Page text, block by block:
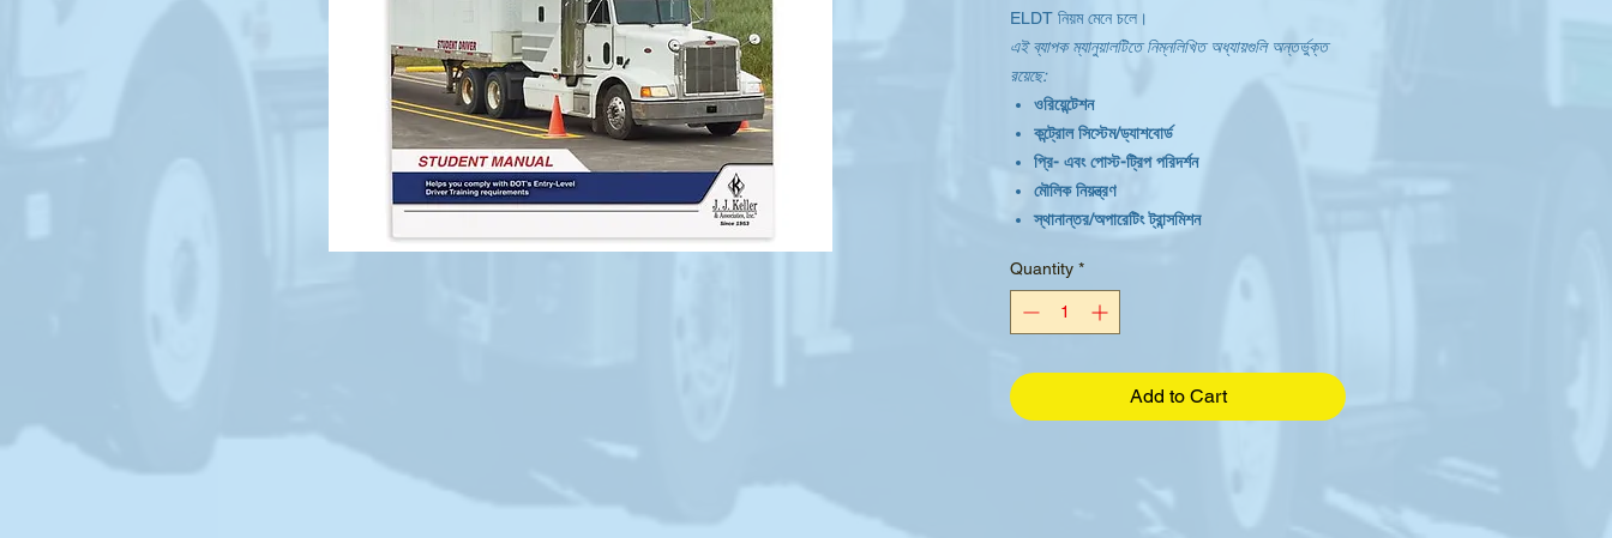
ELDT নিয়ম মেনে চলে।
এই ব্যাপক ম্যানুয়ালটিতে নিম্নলিখিত অধ্যায়গুলি অন্তর্ভুক্ত
রয়েছে:
ওরিয়েন্টেশন
কন্ট্রোল সিস্টেম/ড্যাশবোর্ড
প্রি- এবং পোস্ট-ট্রিপ পরিদর্শন
মৌলিক নিয়ন্ত্রণ
স্থানান্তর/অপারেটিং ট্রান্সমিশন
Coupling & Uncoupling
ভিজ্যুয়াল অনুসন্ধান
যোগাযোগ
মহাকাশ ব্যবস্থাপনা
Quantity *
Add to Cart